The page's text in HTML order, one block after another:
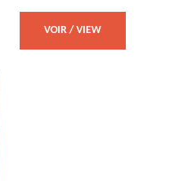
VOIR / VIEW